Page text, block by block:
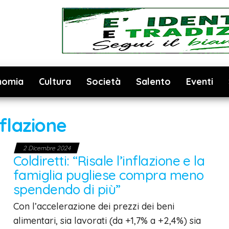
Cultura Società Salento Eventi
2 Dicembre 2024
Coldiretti: “Risale l’inflazione e la
famiglia pugliese compra meno
spendendo di più”
Con l’accelerazione dei prezzi dei beni
alimentari, sia lavorati (da +1,7% a +2,4%) sia